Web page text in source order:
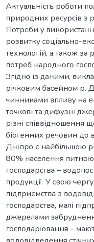
Актуальність роботи
природних ресурсів з
Потреби у
розвитку соціально-
технологій, а також за
потреб народного
Згідно із даними,
річковим басейном р.
чинниками впливу на
точкові та дифузні
різні співвідношення
біогенних речовин до
Дніпро є найбільшою
80% населення
господарства –
продукції. У свою
підприємства з
господарства, малі
джерелами
господарювання –